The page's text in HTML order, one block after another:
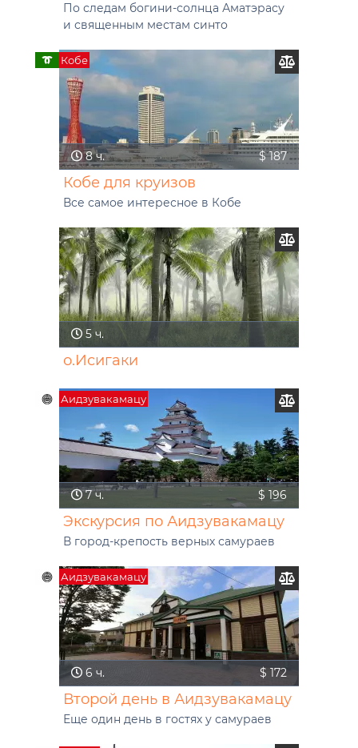
По следам богини-солнца Аматэрасу
и священным местам синто
Кобе
8 ч. $ 187
Кобе для круизов
Все самое интересное в Кобе
5 ч.
о.Исигаки
Аидзувакамацу
7 ч. $ 196
Экскурсия по Аидзувакамацу
В город-крепость верных самураев
Аидзувакамацу
6 ч. $ 172
Второй день в Аидзувакамацу
Еще один день в гостях у самураев